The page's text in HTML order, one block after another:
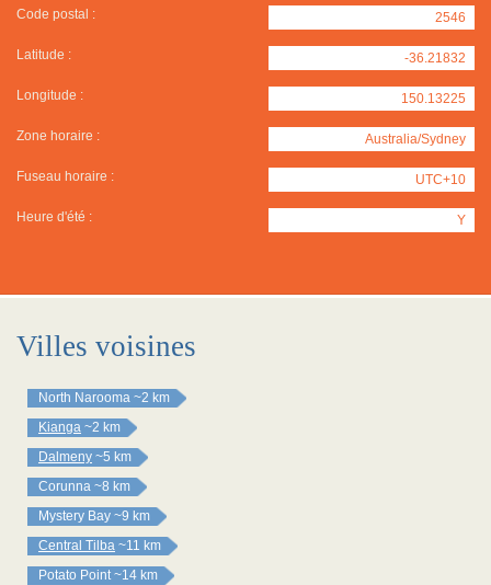
Code postal : 2546
Latitude : -36.21832
Longitude : 150.13225
Zone horaire : Australia/Sydney
Fuseau horaire : UTC+10
Heure d'été : Y
Villes voisines
North Narooma ~2 km
Kianga ~2 km
Dalmeny ~5 km
Corunna ~8 km
Mystery Bay ~9 km
Central Tilba ~11 km
Potato Point ~14 km